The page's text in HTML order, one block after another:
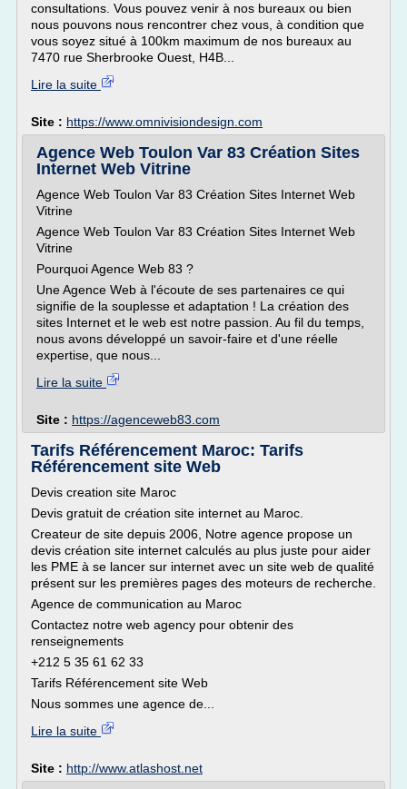
consultations. Vous pouvez venir à nos bureaux ou bien
nous pouvons nous rencontrer chez vous, à condition que
vous soyez situé à 100km maximum de nos bureaux au
7470 rue Sherbrooke Ouest, H4B...
Lire la suite
Site : https://www.omnivisiondesign.com
Agence Web Toulon Var 83 Création Sites
Internet Web Vitrine
Agence Web Toulon Var 83 Création Sites Internet Web
Vitrine
Agence Web Toulon Var 83 Création Sites Internet Web
Vitrine
Pourquoi Agence Web 83 ?
Une Agence Web à l'écoute de ses partenaires ce qui
signifie de la souplesse et adaptation ! La création des
sites Internet et le web est notre passion. Au fil du temps,
nous avons développé un savoir-faire et d'une réelle
expertise, que nous...
Lire la suite
Site : https://agenceweb83.com
Tarifs Référencement Maroc: Tarifs
Référencement site Web
Devis creation site Maroc
Devis gratuit de création site internet au Maroc.
Createur de site depuis 2006, Notre agence propose un
devis création site internet calculés au plus juste pour aider
les PME à se lancer sur internet avec un site web de qualité
présent sur les premières pages des moteurs de recherche.
Agence de communication au Maroc
Contactez notre web agency pour obtenir des
renseignements
+212 5 35 61 62 33
Tarifs Référencement site Web
Nous sommes une agence de...
Lire la suite
Site : http://www.atlashost.net